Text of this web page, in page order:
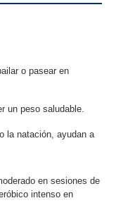
o pasear en
un peso saludable.
la natación, ayudan a
en sesiones de
intenso en